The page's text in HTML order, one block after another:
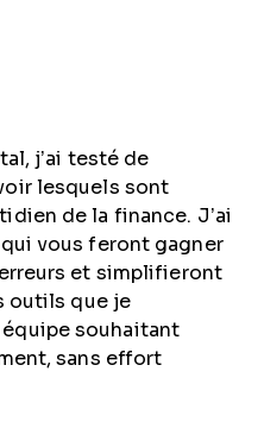
j’ai testé de
lesquels sont
de la finance. J’ai
vous feront gagner
et simplifieront
outils que je
souhaitant
sans effort